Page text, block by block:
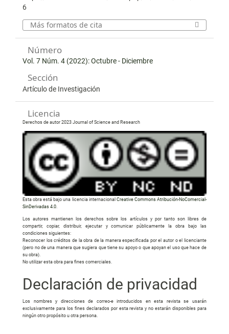
6
Más formatos de cita
Número
Vol. 7 Núm. 4 (2022): Octubre - Diciembre
Sección
Artículo de Investigación
Licencia
Derechos de autor 2023 Journal of Science and Research
Esta obra está bajo una licencia internacionalCreative Commons Atribución-NoComercial-
SinDerivadas 4.0
Los autores mantienen los derechos sobre los artículos y por tanto son libres de
compartir, copiar, distribuir, ejecutar y comunicar públicamente la obra bajo las
condiciones siguientes:
Reconocer los créditos de la obra de la manera especificada por el autor o el licenciante
(pero no de una manera que sugiera que tiene su apoyo o que apoyan el uso que hace de
su obra).
No utilizar esta obra para fines comerciales.
Declaración de privacidad
Los nombres y direcciones de correo-e introducidos en esta revista se usarán
exclusivamente para los fines declarados por esta revista y no estarán disponibles para
ningún otro propósito u otra persona.